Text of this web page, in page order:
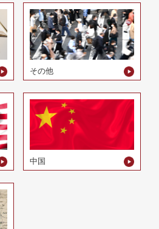
その他
中国